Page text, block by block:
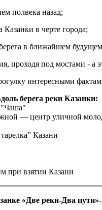
полвека назад;
Казанки в черте города;
в ближайшем
проходя под мостами - а
интересными
берега реки Казанки:
— центр уличной
Казани
при взятии Казани
«Две реки-Два